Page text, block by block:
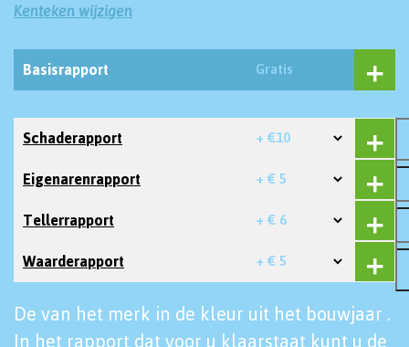
Kenteken wijzigen
Basisrapport Gratis
Schaderapport + €10
Eigenarenrapport + € 5
Tellerrapport + € 6
Waarderapport + € 5
De van het merk in de kleur uit het bouwjaar .
In het rapport dat voor u klaarstaat kunt u de